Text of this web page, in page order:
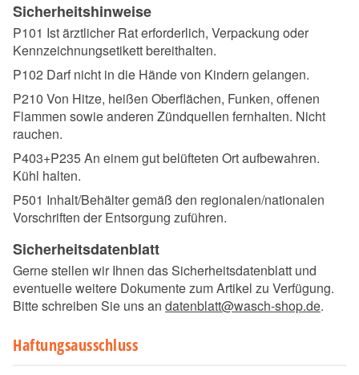
Sicherheitshinweise
P101 Ist ärztlicher Rat erforderlich, Verpackung oder
Kennzeichnungsetikett bereithalten.
P102 Darf nicht in die Hände von Kindern gelangen.
P210 Von Hitze, heißen Oberflächen, Funken, offenen
Flammen sowie anderen Zündquellen fernhalten. Nicht
rauchen.
P403+P235 An einem gut belüfteten Ort aufbewahren.
Kühl halten.
P501 Inhalt/Behälter gemäß den regionalen/nationalen
Vorschriften der Entsorgung zuführen.
Sicherheitsdatenblatt
Gerne stellen wir Ihnen das Sicherheitsdatenblatt und
eventuelle weitere Dokumente zum Artikel zu Verfügung.
Bitte schreiben Sie uns an datenblatt@wasch-shop.de.
Haftungsausschluss